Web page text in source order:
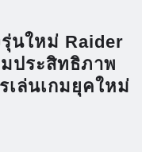
นใหม่ Raider
ประสิทธิภาพ
เล่นเกมยุคใหม่